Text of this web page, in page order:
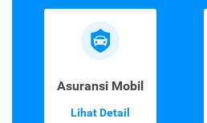
Asuransi Mobil
Lihat Detail